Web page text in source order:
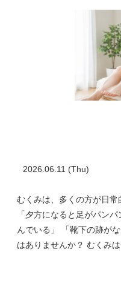
2026.06.11 (Thu)
むくみは、多くの方が日常
「夕方になると足がパン
んでいる」 「靴下の跡が
はありませんか？ むくみ